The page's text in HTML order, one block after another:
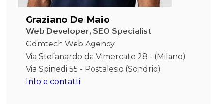
Graziano De Maio
Web Developer, SEO Specialist
Gdmtech Web Agency
Via Stefanardo da Vimercate 28 - (Milano)
Via Spinedi 55 - Postalesio (Sondrio)
Info e contatti